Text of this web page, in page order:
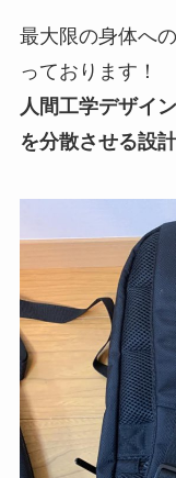
最大限の身体へ
っております！
人間工学デザイ
を分散させる設計